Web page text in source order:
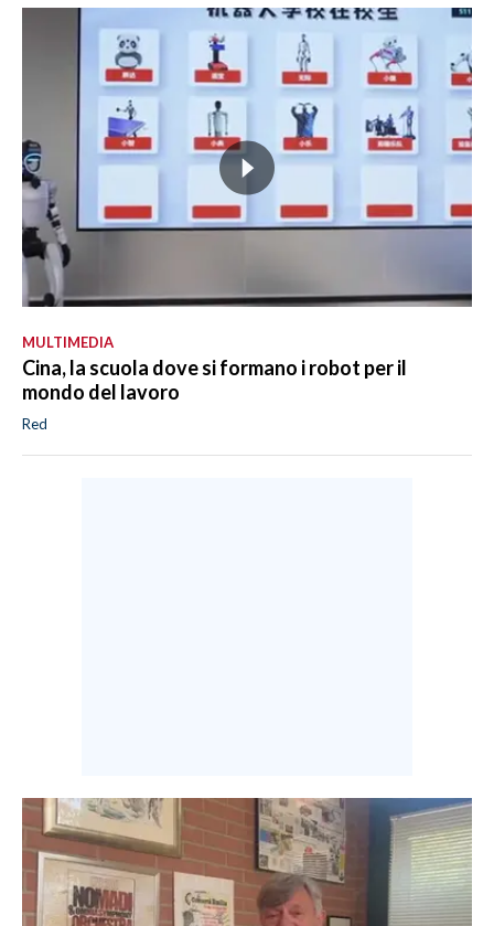
MULTIMEDIA
Cina, la scuola dove si formano i robot per il
mondo del lavoro
Red